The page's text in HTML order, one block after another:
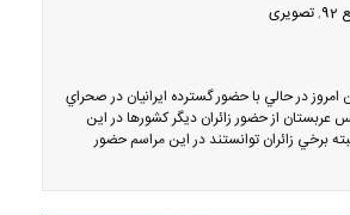
,تصویری
امروز در حالي با حضور گسترده ايرانيان در صحراي
عربستان از حضور زائران ديگر كشورها در اين
برخي زائران توانستند در اين مراسم حضور